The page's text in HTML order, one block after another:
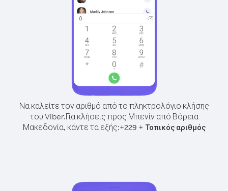
Να καλείτε τον αριθμό από το πληκτρολόγιο κλήσης
του Viber.Για κλήσεις προς Μπενίν από Βόρεια
Μακεδονία, κάντε τα εξής:+229 + Τοπικός αριθμός